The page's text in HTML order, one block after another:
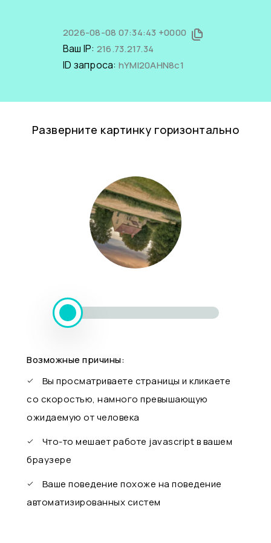
2026-08-08 07:34:43 +0000
Ваш IP: 216.73.217.34
ID запроса: hYMl20AHN8c1
Разверните картинку горизонтально
Возможные причины:
Вы просматриваете страницы и кликаете
со скоростью, намного превышающую
ожидаемую от человека
Что-то мешает работе javascript в вашем
браузере
Ваше поведение похоже на поведение
автоматизированных систем